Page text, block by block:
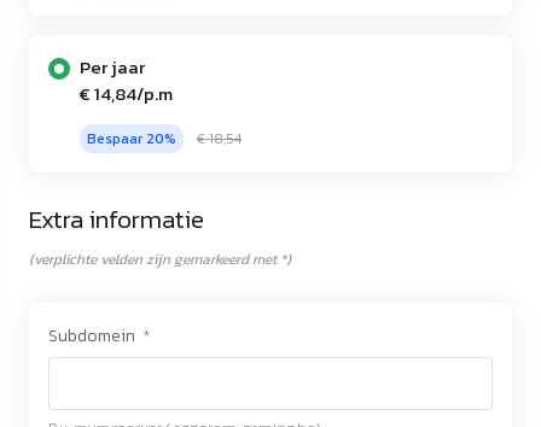
Per jaar
€ 14,84/p.m
Bespaar 20% € 18,54
Extra informatie
(verplichte velden zijn gemarkeerd met *)
Subdomein *